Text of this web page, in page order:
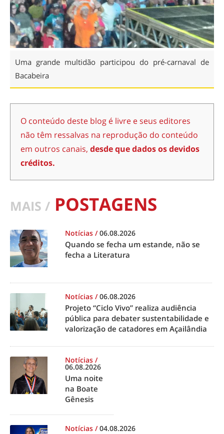
Uma grande multidão participou do pré-carnaval de
Bacabeira
O conteúdo deste blog é livre e seus editores
não têm ressalvas na reprodução do conteúdo
em outros canais, desde que dados os devidos
créditos.
MAIS / POSTAGENS
Notícias /06.08.2026
Quando se fecha um estande, não se
fecha a Literatura
Notícias /06.08.2026
Projeto “Ciclo Vivo” realiza audiência
pública para debater sustentabilidade e
valorização de catadores em Açailândia
Notícias /
06.08.2026
Uma noite
na Boate
Gênesis
Notícias /04.08.2026